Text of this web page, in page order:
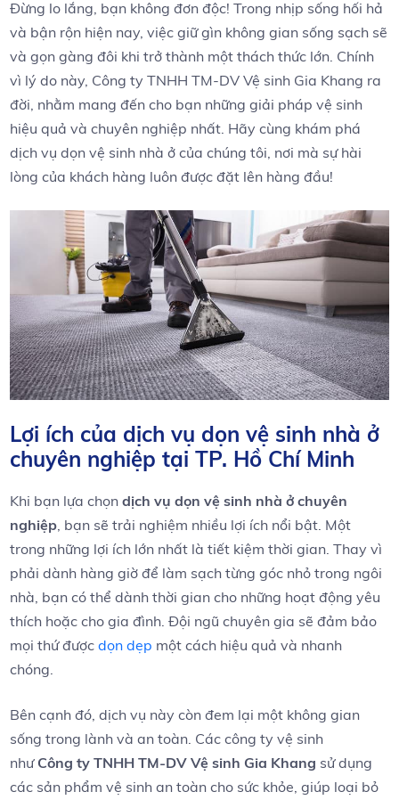
Đừng ‍lo lắng, bạn không đơn độc!‍ Trong⁣ nhịp sống hối hả
và⁢ bận rộn‌ hiện nay, việc giữ gìn không gian sống sạch sẽ
và gọn gàng đôi khi⁤ trở thành một thách thức lớn. Chính
vì lý⁢ do này, Công ty ‌TNHH TM-DV‍ Vệ sinh Gia Khang ra ​
đời, nhằm⁣ mang đến cho bạn những giải‍ pháp ‍vệ⁤ sinh
hiệu quả​ và chuyên nghiệp nhất.⁢ Hãy ​cùng khám⁢ phá
dịch vụ dọn ‍vệ sinh nhà ở của chúng tôi, nơi mà sự hài
lòng của khách hàng luôn được đặt ‍lên​ hàng đầu!
Lợi ích ⁢của dịch vụ dọn vệ sinh nhà ⁣ở
chuyên nghiệp tại TP. Hồ Chí Minh
Khi bạn ‍lựa chọn⁢dịch vụ dọn‌ vệ sinh nhà ở chuyên ​
nghiệp , bạn sẽ trải‌ nghiệm ‍nhiều lợi ích⁤ nổi ‍bật. Một
trong những lợi ích lớn⁤ nhất là tiết kiệm thời gian. Thay ‌vì
⁤phải dành hàng giờ để làm sạch từng góc ‍nhỏ trong ngôi
nhà, bạn có thể dành thời ⁢gian cho ⁤những hoạt động yêu
thích hoặc cho gia ⁣đình. Đội ngũ chuyên gia⁤ sẽ đảm bảo
mọi⁤ thứ đượcdọn dẹp một cách hiệu quả và nhanh
chóng.
Bên cạnh đó, ​dịch vụ này còn đem lại một không gian
⁢sống‌ trong lành và ⁤an toàn. Các ‍công ty vệ sinh‌
như Công ty TNHH TM-DV​ Vệ sinh Gia Khang sử dụng
các sản‍ phẩm vệ sinh ​an ⁣toàn cho sức ⁣khỏe, giúp loại ​bỏ